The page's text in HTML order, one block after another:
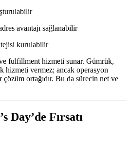
avantajı sağlanabilir
kurulabilir
fulfillment hizmeti sunar. Gümrük,
hizmeti vermez; ancak operasyon
çözüm ortağıdır. Bu da sürecin net ve
Day’de Fırsatı